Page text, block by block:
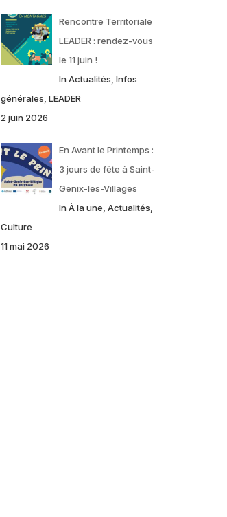
Rencontre Territoriale
LEADER : rendez-vous
le 11 juin !
In Actualités, Infos
générales, LEADER
2 juin 2026
En Avant le Printemps :
3 jours de fête à Saint-
Genix-les-Villages
In À la une, Actualités,
Culture
11 mai 2026